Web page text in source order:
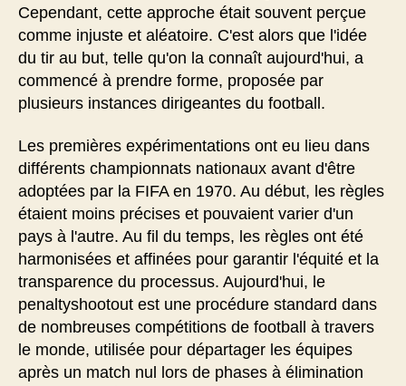
Cependant, cette approche était souvent perçue
comme injuste et aléatoire. C'est alors que l'idée
du tir au but, telle qu'on la connaît aujourd'hui, a
commencé à prendre forme, proposée par
plusieurs instances dirigeantes du football.
Les premières expérimentations ont eu lieu dans
différents championnats nationaux avant d'être
adoptées par la FIFA en 1970. Au début, les règles
étaient moins précises et pouvaient varier d'un
pays à l'autre. Au fil du temps, les règles ont été
harmonisées et affinées pour garantir l'équité et la
transparence du processus. Aujourd'hui, le
penaltyshootout est une procédure standard dans
de nombreuses compétitions de football à travers
le monde, utilisée pour départager les équipes
après un match nul lors de phases à élimination